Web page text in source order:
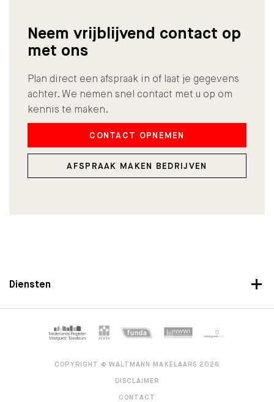
Neem vrijblijvend contact op
met ons
Plan direct een afspraak in of laat je gegevens
achter. We nemen snel contact met u op om
kennis te maken.
CONTACT OPNEMEN
AFSPRAAK MAKEN BEDRIJVEN
Diensten
COPYRIGHT © WALTMANN MAKELAARS 2026
DISCLAIMER
CONTACT